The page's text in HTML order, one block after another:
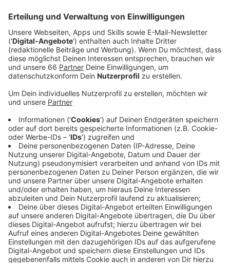
Sturmtief Bernd: Chaos und
Feuerwehreinsätze in Düsseldorf
Anzeige
Vor allem umgestürzte Bäume oder abgebrochene
Äste, aber auch lose Dachziegel oder
Fassadenverkleidungen erforderten den Einsatz der
Feuerwehr.
Anzeige
Größere Einsätze und Verkehrsprobleme
Anzeige